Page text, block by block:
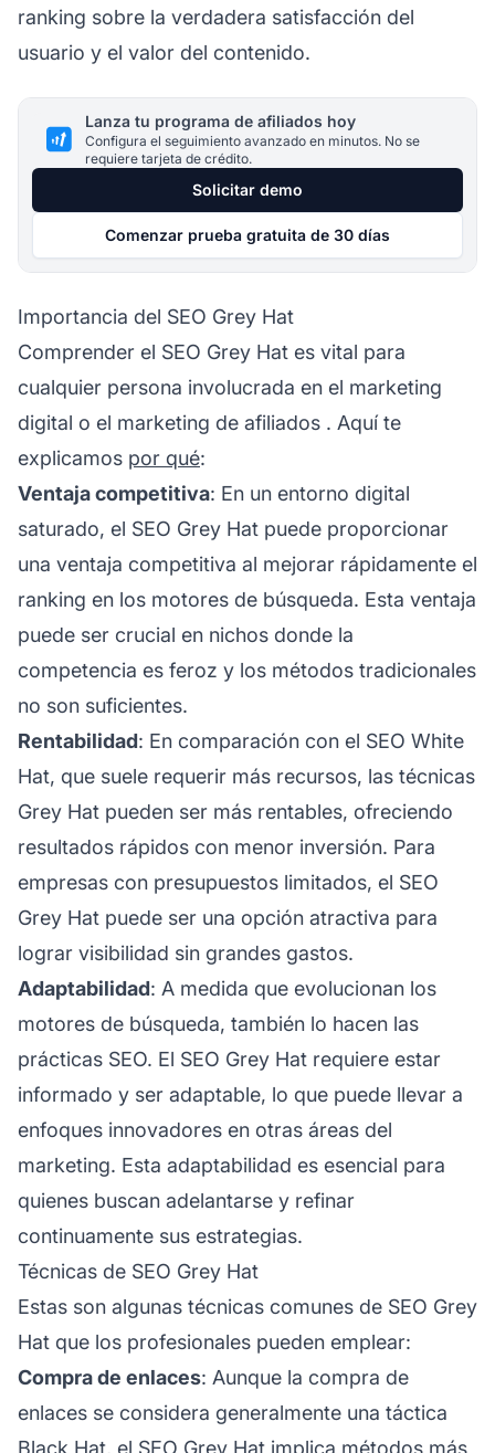
ranking sobre la verdadera satisfacción del
usuario y el valor del contenido.
Lanza tu programa de afiliados hoy
Configura el seguimiento avanzado en minutos. No se
requiere tarjeta de crédito.
Solicitar demo
Comenzar prueba gratuita de 30 días
Importancia del SEO Grey Hat
Comprender el SEO Grey Hat es vital para
cualquier persona involucrada en el marketing
digital o el marketing de afiliados . Aquí te
explicamos por qué:
Ventaja competitiva: En un entorno digital
saturado, el SEO Grey Hat puede proporcionar
una ventaja competitiva al mejorar rápidamente el
ranking en los motores de búsqueda. Esta ventaja
puede ser crucial en nichos donde la
competencia es feroz y los métodos tradicionales
no son suficientes.
Rentabilidad: En comparación con el SEO White
Hat, que suele requerir más recursos, las técnicas
Grey Hat pueden ser más rentables, ofreciendo
resultados rápidos con menor inversión. Para
empresas con presupuestos limitados, el SEO
Grey Hat puede ser una opción atractiva para
lograr visibilidad sin grandes gastos.
Adaptabilidad: A medida que evolucionan los
motores de búsqueda, también lo hacen las
prácticas SEO. El SEO Grey Hat requiere estar
informado y ser adaptable, lo que puede llevar a
enfoques innovadores en otras áreas del
marketing. Esta adaptabilidad es esencial para
quienes buscan adelantarse y refinar
continuamente sus estrategias.
Técnicas de SEO Grey Hat
Estas son algunas técnicas comunes de SEO Grey
Hat que los profesionales pueden emplear:
Compra de enlaces: Aunque la compra de
enlaces se considera generalmente una táctica
Black Hat, el SEO Grey Hat implica métodos más